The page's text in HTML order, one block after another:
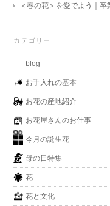
＜春の花＞を愛でよう｜
カテゴリー
blog
お手入れの基本
お花の産地紹介
お花屋さんのお仕事
今月の誕生花
母の日特集
花
花と文化